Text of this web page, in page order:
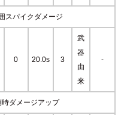
スパイクダメージ
0 20.0s 3
武
器
由
来
-
ダメージアップ